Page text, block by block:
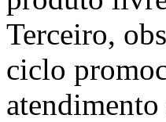
Terceiro,
ciclo